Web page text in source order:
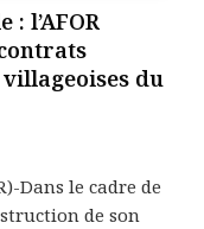
l’AFOR
du
Dans le cadre de
de son